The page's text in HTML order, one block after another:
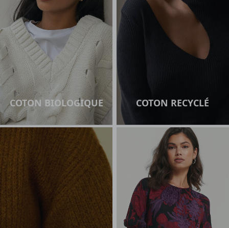
COTON BIOLOGIQUE COTON RECYCLÉ